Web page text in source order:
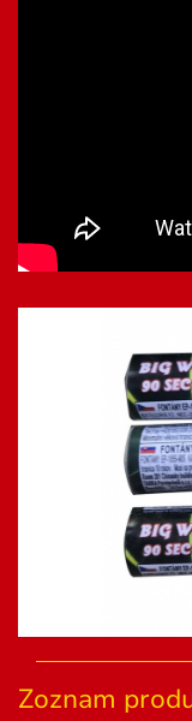
Zoznam